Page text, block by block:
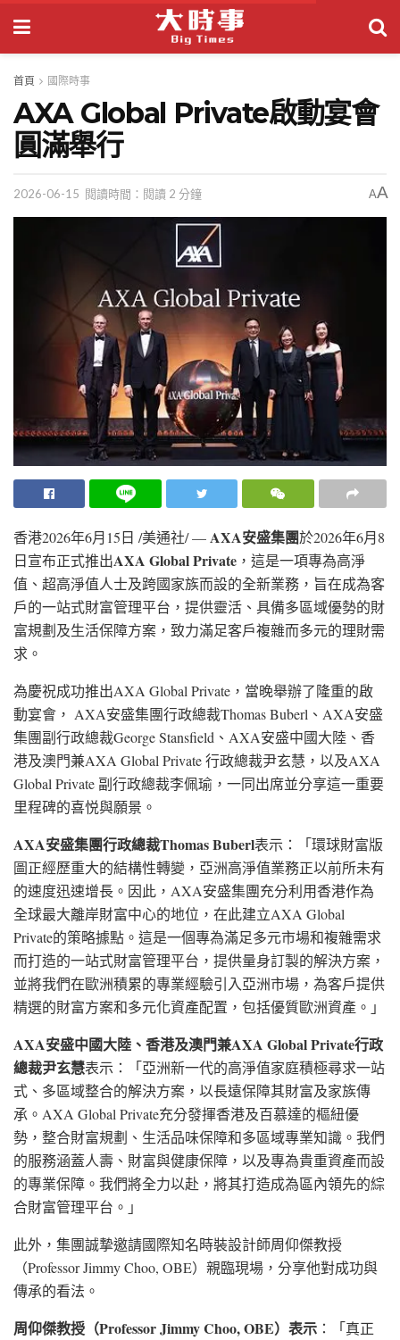
首頁 國際時事
AXA Global Private啟動宴會
圓滿舉行
2026-06-15 閱讀時間：閱讀 2 分鐘 AA
香港2026年6月15日 /美通社/ —AXA安盛集團於2026年6月8
日宣布正式推出AXA Global Private ，這是一項專為高淨
值、超高淨值人士及跨國家族而設的全新業務，旨在成為客
戶的一站式財富管理平台，提供靈活、具備多區域優勢的財
富規劃及生活保障方案，致力滿足客戶複雜而多元的理財需
求。
為慶祝成功推出AXA Global Private，當晚舉辦了隆重的啟
動宴會， AXA安盛集團行政總裁Thomas Buberl、AXA安盛
集團副行政總裁George Stansfield、AXA安盛中國大陸、香
港及澳門兼AXA Global Private 行政總裁尹玄慧，以及AXA
Global Private 副行政總裁李佩瑜，一同出席並分享這一重要
里程碑的喜悦與願景。
AXA安盛集團行政總裁Thomas Buberl表示：「環球財富版
圖正經歷重大的結構性轉變，亞洲高淨值業務正以前所未有
的速度迅速增長。因此，AXA安盛集團充分利用香港作為
全球最大離岸財富中心的地位，在此建立AXA Global
Private的策略據點。這是一個專為滿足多元市場和複雜需求
而打造的一站式財富管理平台，提供量身訂製的解決方案，
並將我們在歐洲積累的專業經驗引入亞洲市場，為客戶提供
精選的財富方案和多元化資產配置，包括優質歐洲資產。」
AXA安盛中國大陸、香港及澳門兼AXA Global Private行政
總裁尹玄慧表示：「亞洲新一代的高淨值家庭積極尋求一站
式、多區域整合的解決方案，以長遠保障其財富及家族傳
承。AXA Global Private充分發揮香港及百慕達的樞紐優
勢，整合財富規劃、生活品味保障和多區域專業知識。我們
的服務涵蓋人壽、財富與健康保障，以及專為貴重資產而設
的專業保障。我們將全力以赴，將其打造成為區內領先的綜
合財富管理平台。」
此外，集團誠摯邀請國際知名時裝設計師周仰傑教授
（Professor Jimmy Choo, OBE）親臨現場，分享他對成功與
傳承的看法。
周仰傑教授（Professor Jimmy Choo, OBE）表示 ：「真正